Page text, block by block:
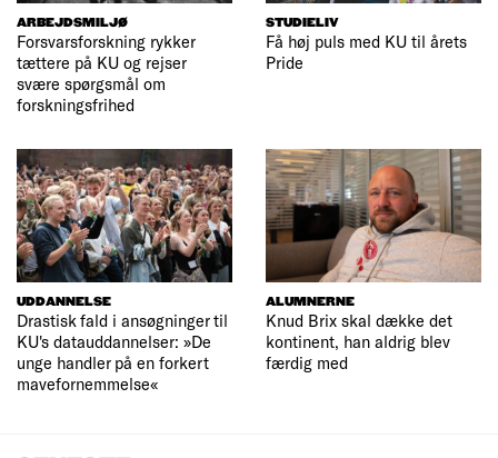
ARBEJDSMILJØ
Forsvarsforskning rykker
tættere på KU og rejser
svære spørgsmål om
forskningsfrihed
STUDIELIV
Få høj puls med KU til årets
Pride
UDDANNELSE
Drastisk fald i ansøgninger til
KU's datauddannelser: »De
unge handler på en forkert
mavefornemmelse«
ALUMNERNE
Knud Brix skal dække det
kontinent, han aldrig blev
færdig med